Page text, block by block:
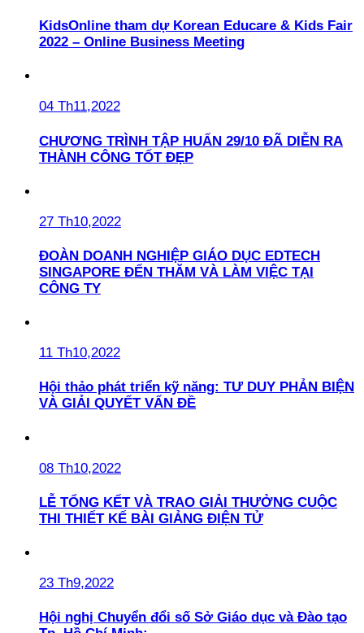
KidsOnline tham dự Korean Educare & Kids Fair
2022 – Online Business Meeting
04 Th11,2022
CHƯƠNG TRÌNH TẬP HUẤN 29/10 ĐÃ DIỄN RA
THÀNH CÔNG TỐT ĐẸP
27 Th10,2022
ĐOÀN DOANH NGHIỆP GIÁO DỤC EDTECH
SINGAPORE ĐẾN THĂM VÀ LÀM VIỆC TẠI
CÔNG TY
11 Th10,2022
Hội thảo phát triển kỹ năng: TƯ DUY PHẢN BIỆN
VÀ GIẢI QUYẾT VẤN ĐỀ
08 Th10,2022
LỄ TỔNG KẾT VÀ TRAO GIẢI THƯỞNG CUỘC
THI THIẾT KẾ BÀI GIẢNG ĐIỆN TỬ
23 Th9,2022
Hội nghị Chuyển đổi số Sở Giáo dục và Đào tạo